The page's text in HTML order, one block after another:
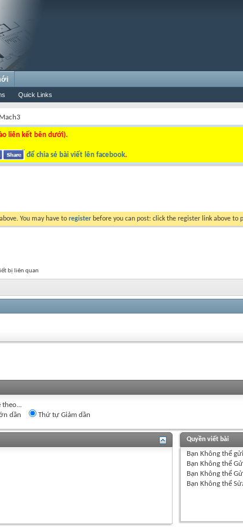
Quick Links
Mach3
liên kết bên dưới).
để chia sẻ bài viết lên facebook.
You may have to register before you can post: click the register link above
bị liên quan
theo...
dần
Thứ tự Giảm dần
Quyền viết bài
Bạn Không thểgửi
Bạn Không thể
Bạn Không thể
Bạn Không thể